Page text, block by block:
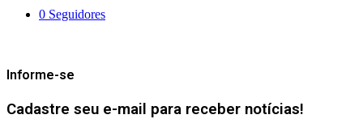
0 Seguidores
Informe-se
Cadastre seu e-mail para receber notícias!